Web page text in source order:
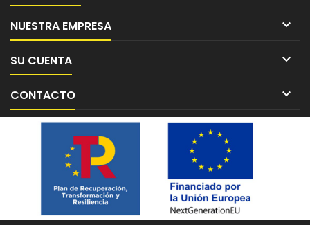
NUESTRA EMPRESA 
SU CUENTA 
CONTACTO 